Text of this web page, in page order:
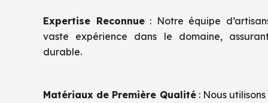
Expertise Reconnue: Notre équipe
vaste expérience dans le domaine,
durable.
Matériaux de Première Qualité: Nous